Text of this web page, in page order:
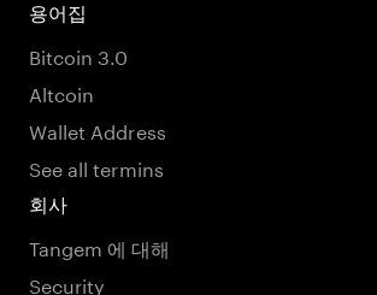
용어집
Bitcoin 3.0
Altcoin
Wallet Address
See all termins
회사
Tangem 에 대해
Security